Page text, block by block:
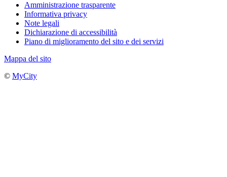
Amministrazione trasparente
Informativa privacy
Note legali
Dichiarazione di accessibilità
Piano di miglioramento del sito e dei servizi
Mappa del sito
© MyCity